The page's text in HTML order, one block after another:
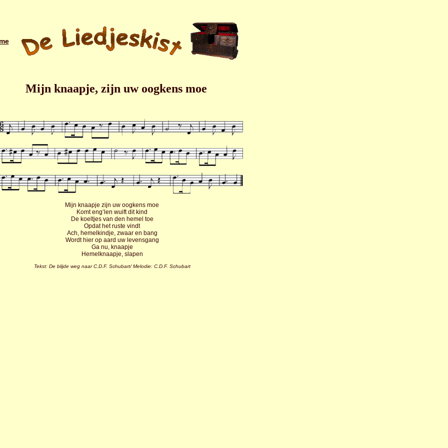
Mijn knaapje, zijn uw oogkens moe
Mijn knaapje zijn uw oogkens moe
Komt eng’len wuift dit kind
De koeltjes van den hemel toe
Opdat het ruste vindt
Ach, hemelkindje, zwaar en bang
Wordt hier op aard uw levensgang
Ga nu, knaapje
Hemelknaapje, slapen
Tekst: De blijde weg naar C.D.F. Schubart/ Melodie: C.D.F. Schubart